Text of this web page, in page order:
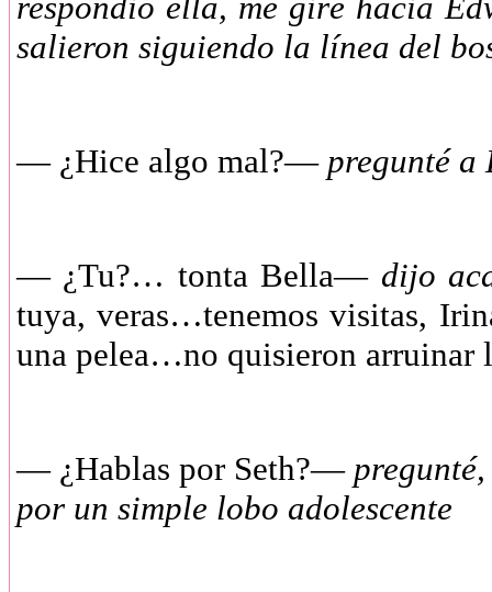
salieron siguiendo la línea del
— ¿Hice algo mal?—pregunté a
— ¿Tu?… tonta Bella— dijo
tuya, veras…tenemos visitas,
una pelea…no quisieron arruinar
— ¿Hablas por Seth?—pregunté,
por un simple lobo adolescente